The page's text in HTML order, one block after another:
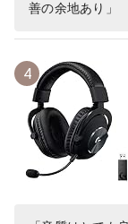
善の余地あり」
4